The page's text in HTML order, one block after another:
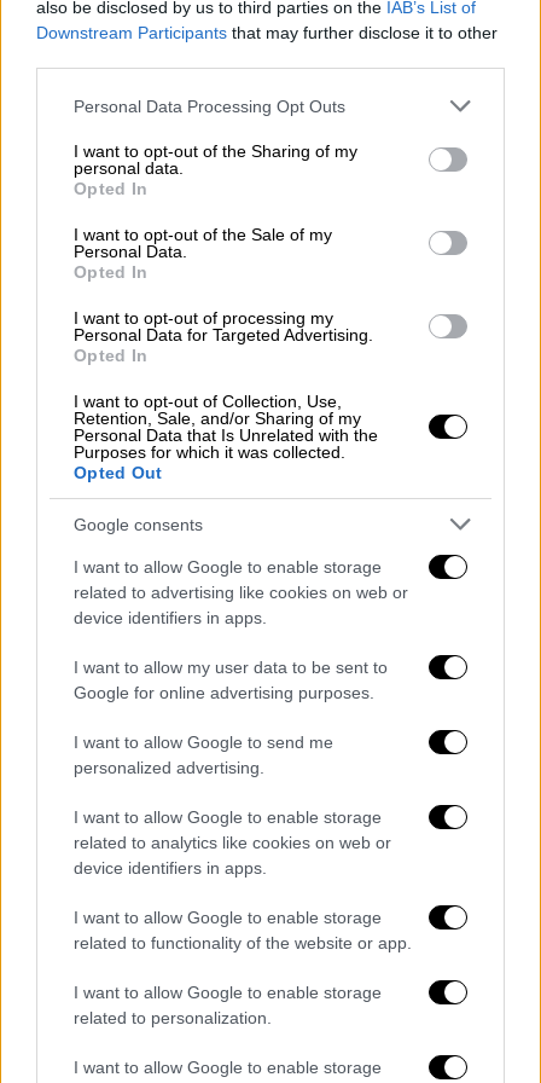
also be disclosed by us to third parties on the IAB’s List of
Downstream Participants that may further disclose it to other
Please note that this website/app uses one or more Google
not limited to your visit or usage behaviour. You may click to
grant or deny consent to Google and its third-party tags to
use your data for below specified purposes in below Google
consent section.
Personal Data Processing Opt Outs
I want to opt-out of the Sharing of my
personal data.
Opted In
I want to opt-out of the Sale of my
Personal Data.
Opted In
I want to opt-out of processing my
Personal Data for Targeted Advertising.
Opted In
I want to opt-out of Collection, Use,
Retention, Sale, and/or Sharing of my
Personal Data that Is Unrelated with the
Purposes for which it was collected.
Opted Out
Google consents
I want to allow Google to enable storage
related to advertising like cookies on web or
device identifiers in apps.
I want to allow my user data to be sent to
Google for online advertising purposes.
I want to allow Google to send me
personalized advertising.
I want to allow Google to enable storage
related to analytics like cookies on web or
device identifiers in apps.
I want to allow Google to enable storage
related to functionality of the website or app.
I want to allow Google to enable storage
related to personalization.
I want to allow Google to enable storage
Open life|26.11.2019 09:14
Comfort food: Γιατί το φαγητό και η
στενοχώρια είναι φίλοι
Το φαγητό και η στενοχώρια είναι παλιοί
ΑΛΛΑ #TAGS
φαγητό
Ιστορία
ζυμαρικά
Αμερική
τυριά
αφροαμερικανός
στεναχώρια
POPULAR VIDEOS
Κεντρικό...|07.08.2026 19:53